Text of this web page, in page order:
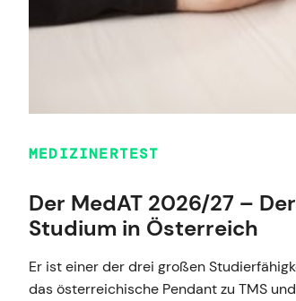
MEDIZINERTEST
Der MedAT 2026/27 –
Studium in Österreich
Er ist einer der drei großen
das österreichische Pendant zu TMS